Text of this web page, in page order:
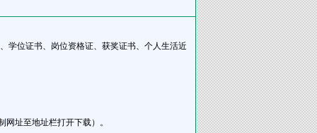
学位证书、岗位资格证、获奖证书、个人生活近
网址至地址栏打开下载）。